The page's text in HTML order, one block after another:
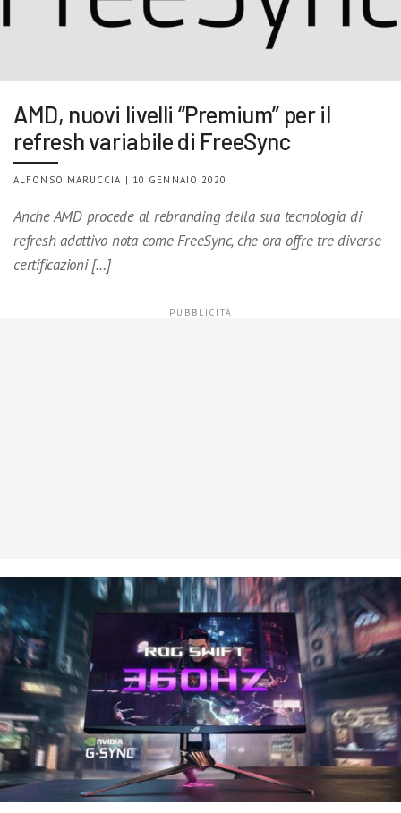
AMD, nuovi livelli “Premium” per il
refresh variabile di FreeSync
ALFONSO MARUCCIA | 10 GENNAIO 2020
Anche AMD procede al rebranding della sua tecnologia di
refresh adattivo nota come FreeSync, che ora offre tre diverse
certificazioni […]